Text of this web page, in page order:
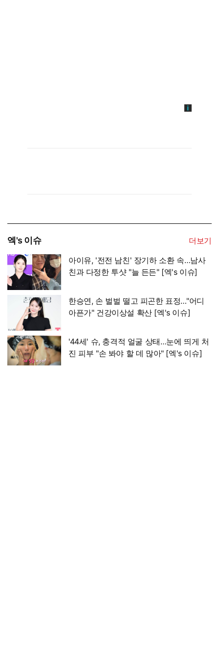
엑's 이슈
더보기
아이유, '전전 남친' 장기하 소환 속…남사
친과 다정한 투샷 "늘 든든" [엑's 이슈]
한승연, 손 벌벌 떨고 피곤한 표정…"어디
아픈가" 건강이상설 확산 [엑's 이슈]
'44세' 슈, 충격적 얼굴 상태…눈에 띄게 처
진 피부 "손 봐야 할 데 많아" [엑's 이슈]